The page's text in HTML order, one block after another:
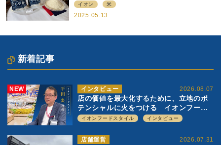
新着記事
NEW 2026.08.07
インタビュー
店の価値を最大化するために、立地のポ
テンシャルに火をつける イオンフード
スタイル 平田 炎社長
イオンフードスタイル インタビュー
2026.07.31
店舗運営
イオン 米
2025.05.13